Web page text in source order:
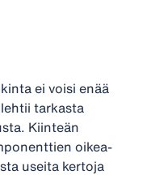
ei voisi enää
tarkasta
Kiinteän
oikea-
useita kertoja